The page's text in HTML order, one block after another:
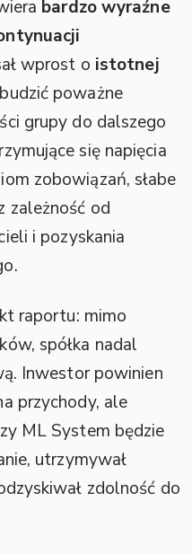
bardzo wyraźne
wprost o istotnej
poważne
grupy do dalszego
się napięcia
zobowiązań, słabe
zależność od
i pozyskania
raportu: mimo
spółka nadal
Inwestor powinien
przychody, ale
ML System będzie
utrzymywał
zdolność do